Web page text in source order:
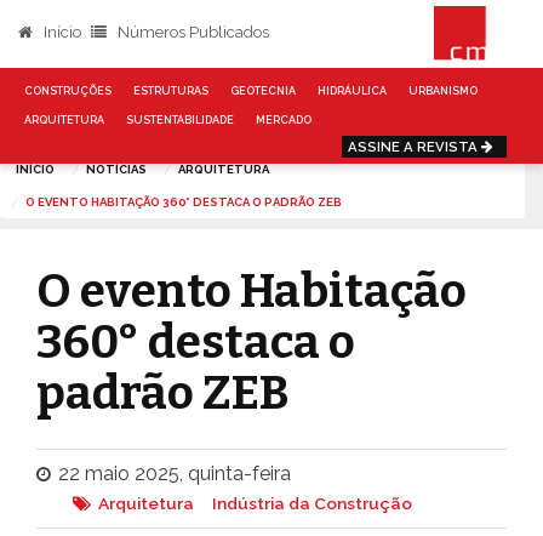
Início Números Publicados
CONSTRUÇÕES ESTRUTURAS GEOTECNIA HIDRÁULICA URBANISMO
ARQUITETURA SUSTENTABILIDADE MERCADO
ASSINE A REVISTA
INÍCIO NOTÍCIAS ARQUITETURA
O EVENTO HABITAÇÃO 360° DESTACA O PADRÃO ZEB
O evento Habitação
360° destaca o
padrão ZEB
22 maio 2025, quinta-feira
Arquitetura Indústria da Construção